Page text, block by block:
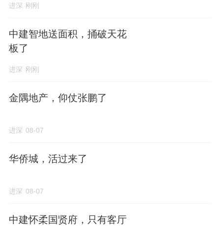
进深 刚刚
中建智地送面积，捅破天花
板了
进深 刚刚
金隅地产，仰仗张鹏了
进深 08-07
华侨城，活过来了
进深 08-07
中建怀柔国贤府，只有客厅